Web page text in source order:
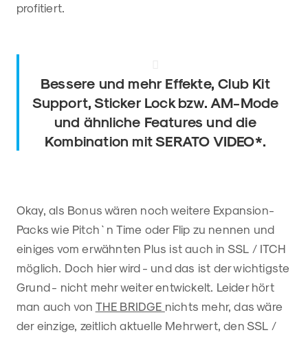
profitiert.
Bessere und mehr Effekte, Club Kit
Support, Sticker Lock bzw. AM-Mode
und ähnliche Features und die
Kombination mit SERATO VIDEO*.
Okay, als Bonus wären noch weitere Expansion-
Packs wie Pitch`n Time oder Flip zu nennen und
einiges vom erwähnten Plus ist auch in SSL / ITCH
möglich. Doch hier wird - und das ist der wichtigste
Grund - nicht mehr weiter entwickelt. Leider hört
man auch von THE BRIDGE nichts mehr, das wäre
der einzige, zeitlich aktuelle Mehrwert, den SSL /